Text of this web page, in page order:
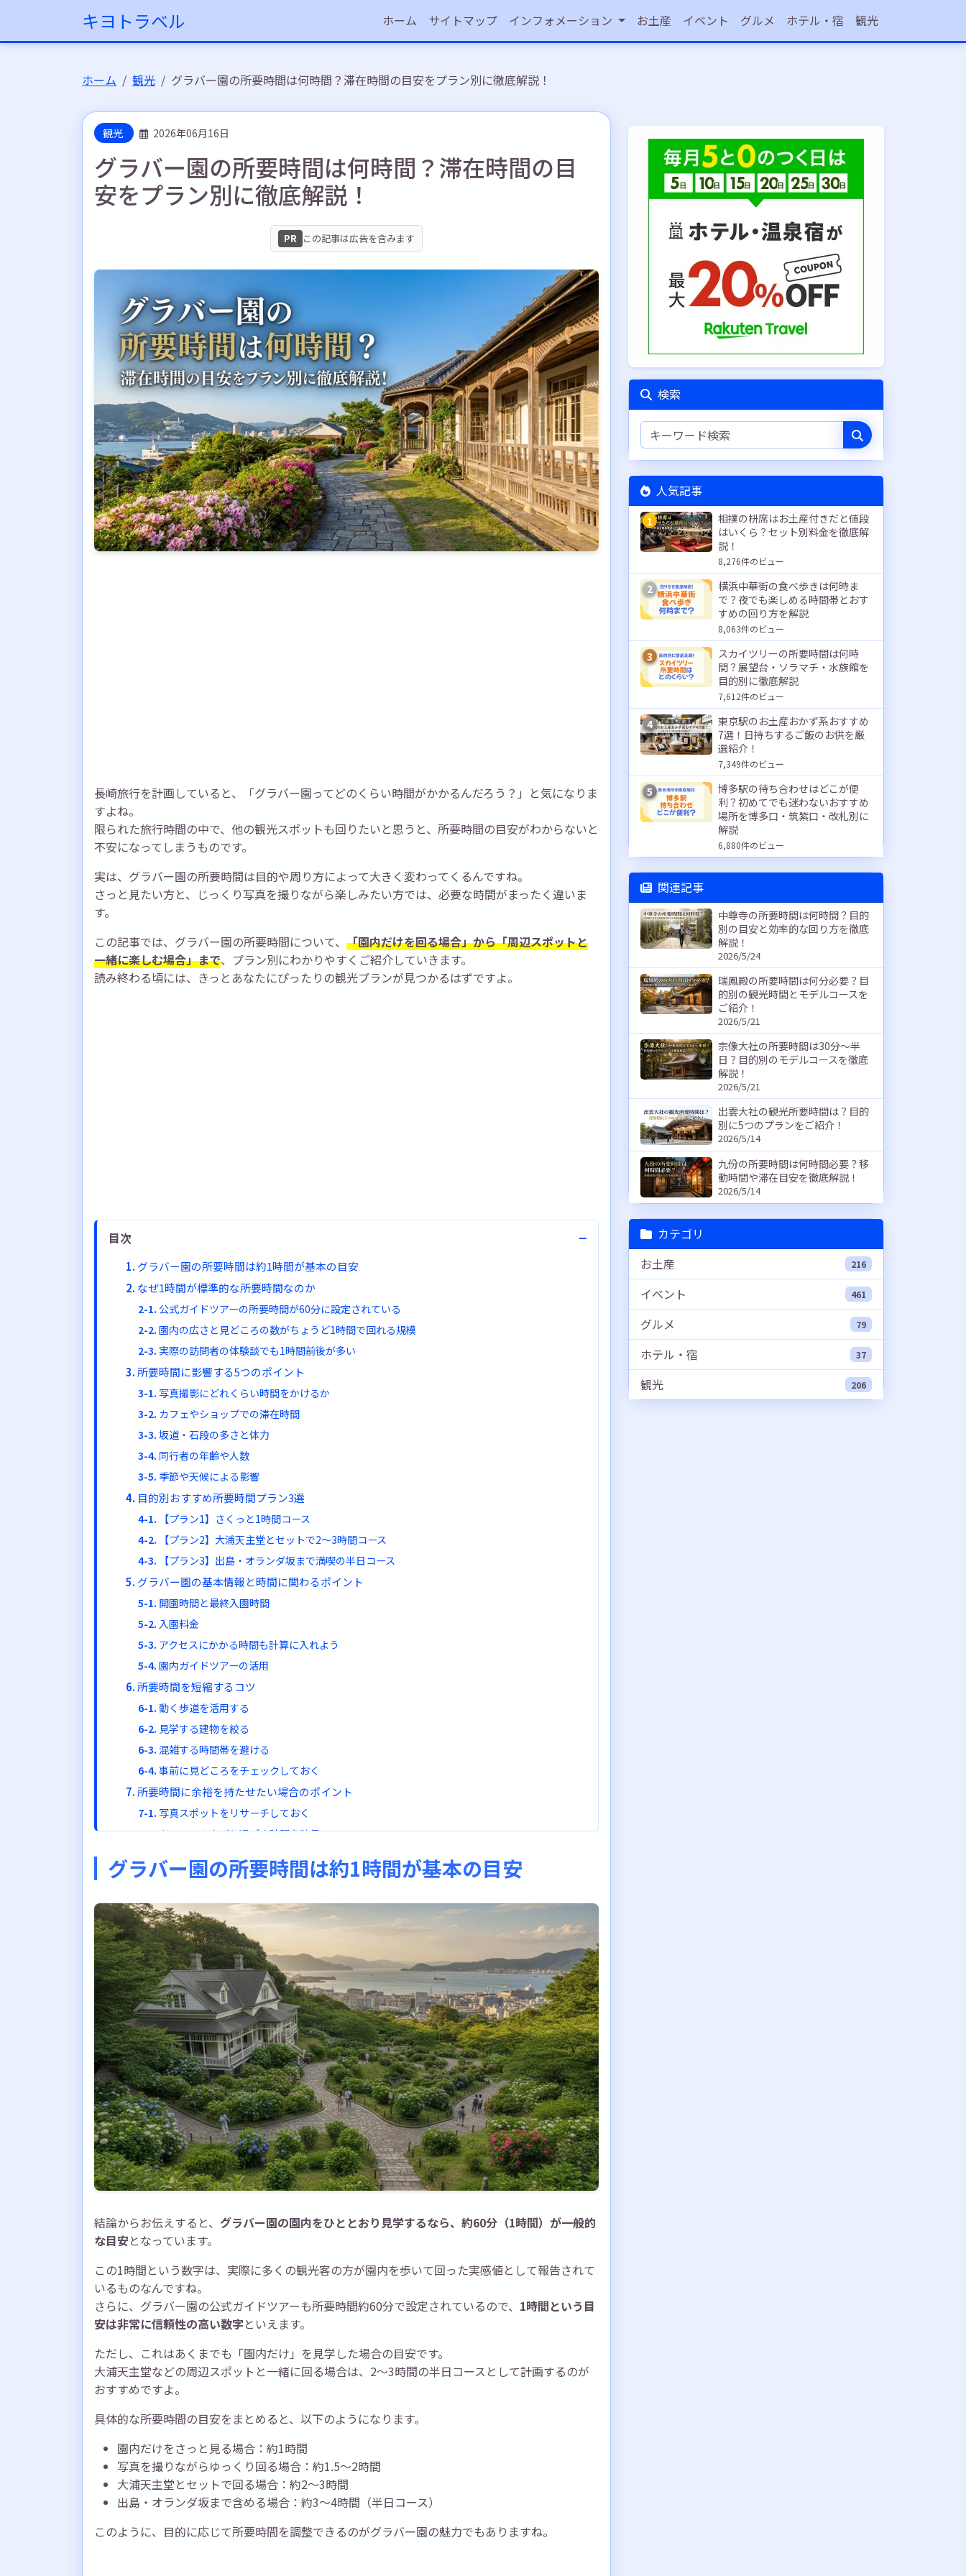
キヨトラベル ホーム サイトマップ インフォメーション お土産 イベント グルメ ホテル・宿 観光
ホーム 観光 グラバー園の所要時間は何時間？滞在時間の目安をプラン別に徹底解説！
観光 2026年06月16日
グラバー園の所要時間は何時間？滞在時間の目
安をプラン別に徹底解説！
PR この記事は広告を含みます
長崎旅行を計画していると、「グラバー園ってどのくらい時間がかかるんだろう？」と気になりま
すよね。
限られた旅行時間の中で、他の観光スポットも回りたいと思うと、所要時間の目安がわからないと
不安になってしまうものです。
実は、グラバー園の所要時間は目的や周り方によって大きく変わってくるんですね。
さっと見たい方と、じっくり写真を撮りながら楽しみたい方では、必要な時間がまったく違いま
す。
この記事では、グラバー園の所要時間について、 「園内だけを回る場合」から「周辺スポットと
一緒に楽しむ場合」まで、プラン別にわかりやすくご紹介していきます。
読み終わる頃には、きっとあなたにぴったりの観光プランが見つかるはずですよ。
目次 −
グラバー園の所要時間は約1時間が基本の目安
なぜ1時間が標準的な所要時間なのか
公式ガイドツアーの所要時間が60分に設定されている
園内の広さと見どころの数がちょうど1時間で回れる規模
実際の訪問者の体験談でも1時間前後が多い
所要時間に影響する5つのポイント
写真撮影にどれくらい時間をかけるか
カフェやショップでの滞在時間
坂道・石段の多さと体力
同行者の年齢や人数
季節や天候による影響
目的別おすすめ所要時間プラン3選
【プラン1】さくっと1時間コース
【プラン2】大浦天主堂とセットで2〜3時間コース
【プラン3】出島・オランダ坂まで満喫の半日コース
グラバー園の基本情報と時間に関わるポイント
開園時間と最終入園時間
入園料金
アクセスにかかる時間も計算に入れよう
園内ガイドツアーの活用
所要時間を短縮するコツ
動く歩道を活用する
見学する建物を絞る
混雑する時間帯を避ける
事前に見どころをチェックしておく
所要時間に余裕を持たせたい場合のポイント
写真スポットをリサーチしておく
カフェでのんびり過ごす時間を確保
夜間開園を利用して2回訪れる
子連れの場合、所要時間はどのくらい見ておけばいい？
雨の日でも楽しめる？所要時間は変わる？
夕方に行く場合、何時までに入園すればいい？
車椅子でも見学できる？所要時間は変わる？
まとめ：グラバー園の所要時間は目的に応じて調整しよう
グラバー園の所要時間は約1時間が基本の目安
結論からお伝えすると、 グラバー園の園内をひととおり見学するなら、約60分（1時間）が一般的
な目安となっています。
この1時間という数字は、実際に多くの観光客の方が園内を歩いて回った実感値として報告されて
いるものなんですね。
さらに、グラバー園の公式ガイドツアーも所要時間約60分で設定されているので、 1時間という目
安は非常に信頼性の高い数字といえます。
ただし、これはあくまでも「園内だけ」を見学した場合の目安です。
大浦天主堂などの周辺スポットと一緒に回る場合は、2〜3時間の半日コースとして計画するのが
おすすめですよ。
具体的な所要時間の目安をまとめると、以下のようになります。
園内だけをさっと見る場合：約1時間
写真を撮りながらゆっくり回る場合：約1.5〜2時間
大浦天主堂とセットで回る場合：約2〜3時間
出島・オランダ坂まで含める場合：約3〜4時間（半日コース）
このように、目的に応じて所要時間を調整できるのがグラバー園の魅力でもありますね。
検索
人気記事
1
相撲の枡席はお土産付きだと値段
はいくら？セット別料金を徹底解
説！
8,276件のビュー
2
横浜中華街の食べ歩きは何時ま
で？夜でも楽しめる時間帯とおす
すめの回り方を解説
8,063件のビュー
3
スカイツリーの所要時間は何時
間？展望台・ソラマチ・水族館を
目的別に徹底解説
7,612件のビュー
4
東京駅のお土産おかず系おすすめ
7選！日持ちするご飯のお供を厳
選紹介！
7,349件のビュー
5
博多駅の待ち合わせはどこが便
利？初めてでも迷わないおすすめ
場所を博多口・筑紫口・改札別に
解説
6,880件のビュー
関連記事
中尊寺の所要時間は何時間？目的
別の目安と効率的な回り方を徹底
解説！
2026/5/24
瑞鳳殿の所要時間は何分必要？目
的別の観光時間とモデルコースを
ご紹介！
2026/5/21
宗像大社の所要時間は30分〜半
日？目的別のモデルコースを徹底
解説！
2026/5/21
出雲大社の観光所要時間は？目的
別に5つのプランをご紹介！
2026/5/14
九份の所要時間は何時間必要？移
動時間や滞在目安を徹底解説！
2026/5/14
カテゴリ
お土産
216
イベント 461
グルメ 79
ホテル・宿 37
観光 206